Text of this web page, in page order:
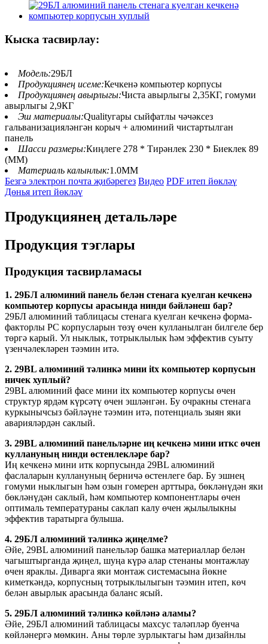
Кыска тасвирлау:
Модель:29БЛ
Продукциянең исеме:Кечкенә компьютер корпусы
Продукциянең авырлыгы:Чиста авырлыгы 2,35КГ, гомуми
авырлыгы 2,9КГ
Эш материалы:Qualityгары сыйфатлы чәчәксез
гальванизацияләнгән корыч + алюминий чистартылган
панель
Шасси размеры:Киңлеге 278 * Тирәнлек 230 * Биеклек 89
(ММ)
Материаль калынлык:1.0ММ
Безгә электрон почта җибәрегез Видео PDF итеп йөкләү
Дөнья итеп йөкләү
Продукциянең детальләре
Продукция тэглары
Продукция тасвирламасы
1. 29БЛ алюминий панель белән стенага куелган кечкенә
компьютер корпусы арасында нинди бәйләнеш бар?
29БЛ алюминий таблицасы стенага куелган кечкенә форма-
факторлы PC корпусларын төзү өчен кулланылган билгеле бер
төргә карый. Ул ныклык, тотрыклылык һәм эффектив суыту
үзенчәлекләрен тәэмин итә.
2. 29BL алюминий тәлинкә мини itx компьютер корпусын
ничек хуплый?
29BL алюминий фасе мини itx компьютер корпусы өчен
структур ярдәм күрсәтү өчен эшләнгән. Бу очракны стенага
куркынычсыз бәйләүне тәэмин итә, потенциаль зыян яки
аварияләрдән саклый.
3. 29BL алюминий панельләрне иң кечкенә мини иткс өчен
куллануның нинди өстенлекләре бар?
Иң кечкенә мини итк корпусында 29BL алюминий
фаслаларын куллануның берничә өстенлеге бар. Бу эшнең
гомуми ныклыгын һәм озын гомерен арттыра, бөкләнүдән яки
бөкләнүдән саклый, һәм компьютер компонентлары өчен
оптималь температураны саклап калу өчен җылылыкны
эффектив таратырга булыша.
4. 29БЛ алюминий тәлинкә җиңелме?
Әйе, 29BL алюминий панельләр башка материаллар белән
чагыштырганда җиңел, шуңа күрә алар стенаны монтажлау
өчен яраклы. Диварга яки монтаж системасына йөкне
киметкәндә, корпусның тотрыклылыгын тәэмин итеп, көч
белән авырлык арасында баланс ясый.
5. 29БЛ алюминий тәлинкә көйләнә аламы?
Әйе, 29БЛ алюминий таблицасы махсус таләпләр буенча
көйләнергә мөмкин. Аны төрле зурлыктагы һәм дизайнлы